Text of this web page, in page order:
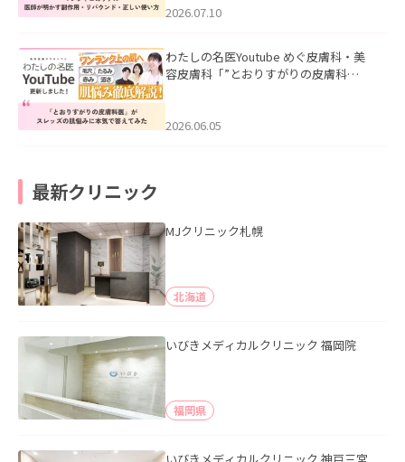
た。
2026.07.10
わたしの名医Youtube めぐ皮膚科・美
容皮膚科「”とおりすがりの皮膚科
2026.06.05
最新クリニック
MJクリニック札幌
北海道
いびきメディカルクリニック 福岡院
福岡県